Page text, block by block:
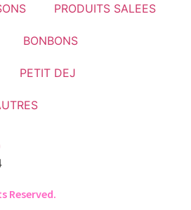
PRODUITS SALEES
BONBONS
PETIT DEJ
Reserved.